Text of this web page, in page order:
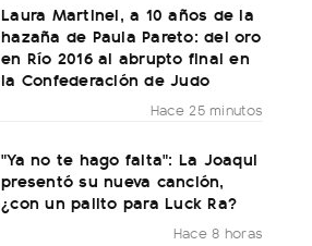
Laura Martinel, a 10 años de la
hazaña de Paula Pareto: del oro
en Río 2016 al abrupto final en
la Confederación de Judo
Hace 25 minutos
"Ya no te hago falta": La Joaqui
presentó su nueva canción,
¿con un palito para Luck Ra?
Hace 8 horas